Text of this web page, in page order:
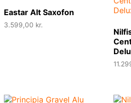
Eastar Alt Saxofon
3.599,00 kr.